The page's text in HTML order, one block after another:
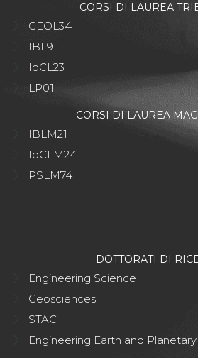
CORSI DI LAUREA
GEOL34
IBL9
IdCL23
LP01
CORSI DI LAUREA
IBLM21
IdCLM24
PSLM74
DOTTORATI DI
Engineering Science
Geosciences
STAC
Engineering Earth and